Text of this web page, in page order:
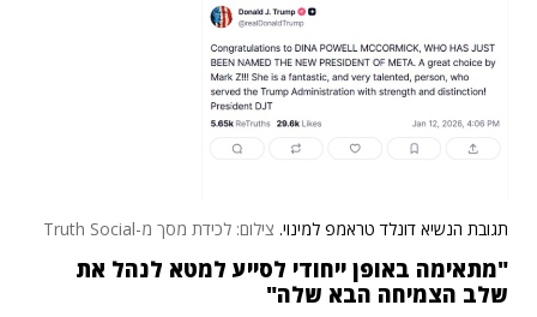
תגובת הנשיא דונלד טראמפ למינוי. צילום: לכידת מסך מ-Truth Social
"מתאימה באופן ייחודי לסייע למטא לנהל את
שלב הצמיחה הבא שלה"